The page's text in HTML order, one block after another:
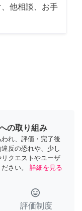
他相談、お手
の取り組み
れ、評価・完了後
反の恐れや、少し
クエストやユーザ
さい。
詳細を見る
tag_faces
評価制度